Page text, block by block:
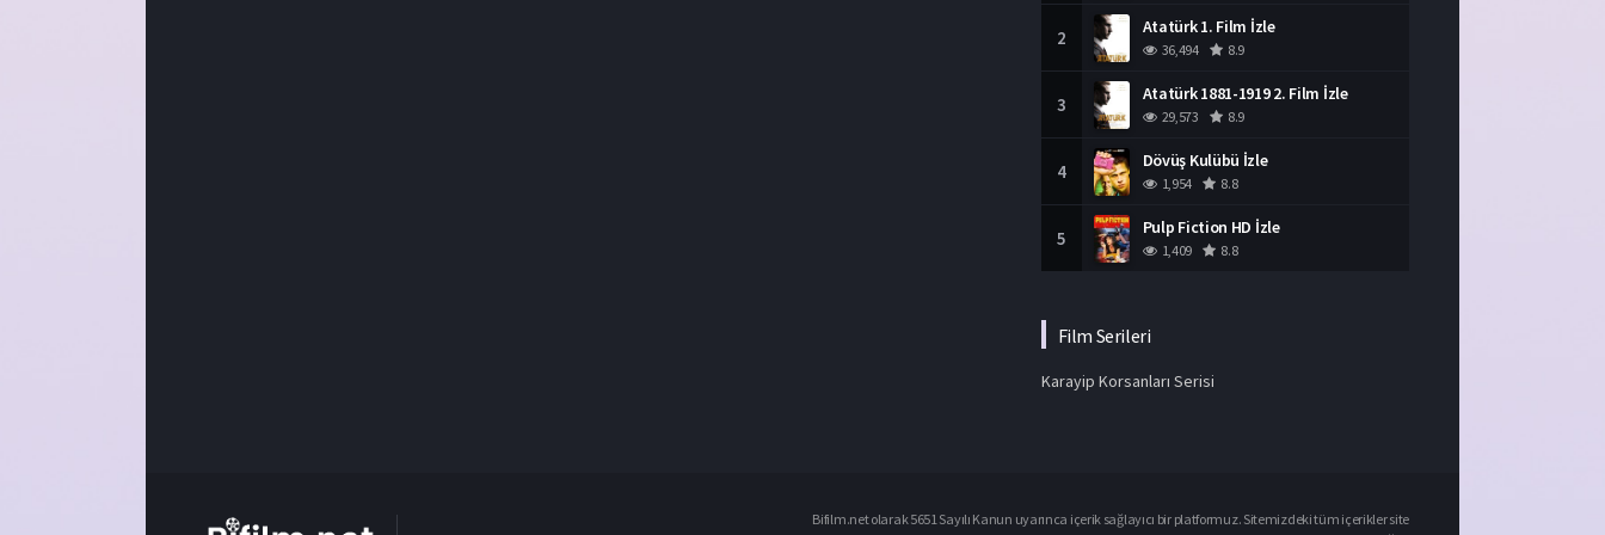
2 Atatürk 1. Film İzle
36,494 8.9
3 Atatürk 1881-1919 2. Film İzle
29,573 8.9
4 Dövüş Kulübü İzle
1,954 8.8
5 Pulp Fiction HD İzle
1,409 8.8
Film Serileri
Karayip Korsanları Serisi
Bifilm.net olarak 5651 Sayılı Kanun uyarınca içerik sağlayıcı bir platformuz. Sitemizdeki tüm içerikler site